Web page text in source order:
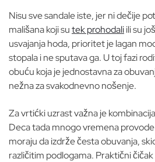
Nisu sve sandale iste, jer ni dečije
mališana koji sutek prohodaliili su
usvajanja hoda, prioritet je lagan
stopala i ne sputava ga. U toj fazi
obuću koja je jednostavna za
nežna za svakodnevno nošenje.
Za vrtićki uzrast važna je
Deca tada mnogo vremena
moraju da izdrže česta obuvanja,
različitim podlogama. Praktični